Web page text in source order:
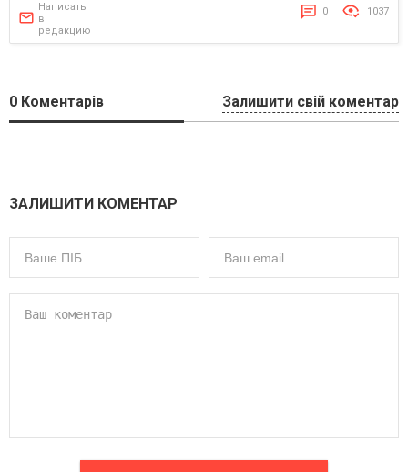
Написать
в
редакцию
0 1037
0 Коментарів Залишити свій коментар
ЗАЛИШИТИ КОМЕНТАР